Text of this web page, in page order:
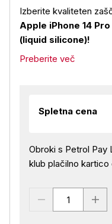
Izberite kvaliteten
Apple iPhone 14 Pro
(liquid silicone)!
Preberite več
Spletna cena
Obroki s Petrol Pay
klub plačilno kartico